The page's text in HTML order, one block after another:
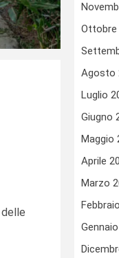
Ottobre
Agosto
Luglio
Giugno
Maggio
Aprile
Marzo